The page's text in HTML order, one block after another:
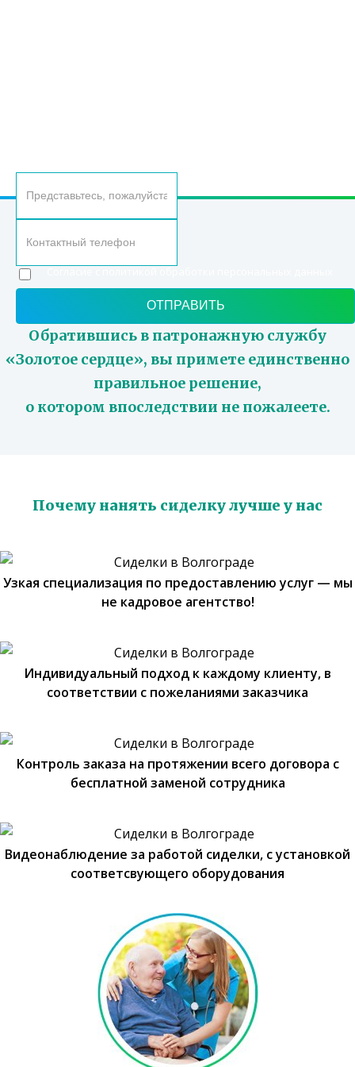
Обратившись в патронажную службу
«Золотое сердце», вы примете единственно
правильное решение,
о котором впоследствии не пожалеете.
Почему нанять сиделку лучше у нас
Узкая специализация по предоставлению услуг — мы
не кадровое агентство!
Индивидуальный подход к каждому клиенту, в
соответствии с пожеланиями заказчика
Контроль заказа на протяжении всего договора с
бесплатной заменой сотрудника
Видеонаблюдение за работой сиделки, с установкой
соответсвующего оборудования